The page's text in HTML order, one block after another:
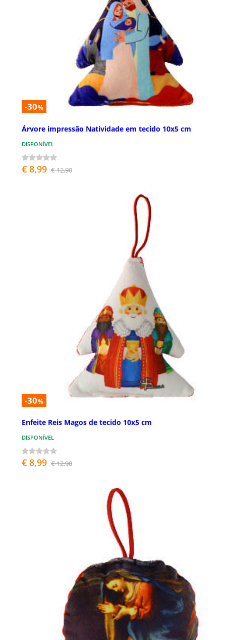
-30%
Árvore impressão Natividade em tecido 10x5 cm
DISPONÍVEL
€ 8,99 € 12,90
-30%
Enfeite Reis Magos de tecido 10x5 cm
DISPONÍVEL
€ 8,99 € 12,90